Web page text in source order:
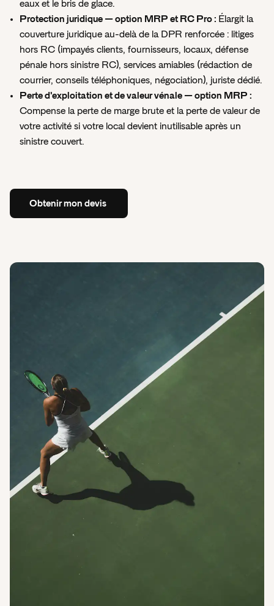
eaux et le bris de glace.
Protection juridique — option MRP et RC Pro : Élargit la
couverture juridique au-delà de la DPR renforcée : litiges
hors RC (impayés clients, fournisseurs, locaux, défense
pénale hors sinistre RC), services amiables (rédaction de
courrier, conseils téléphoniques, négociation), juriste dédié.
Perte d'exploitation et de valeur vénale — option MRP :
Compense la perte de marge brute et la perte de valeur de
votre activité si votre local devient inutilisable après un
sinistre couvert.
Obtenirmon devis